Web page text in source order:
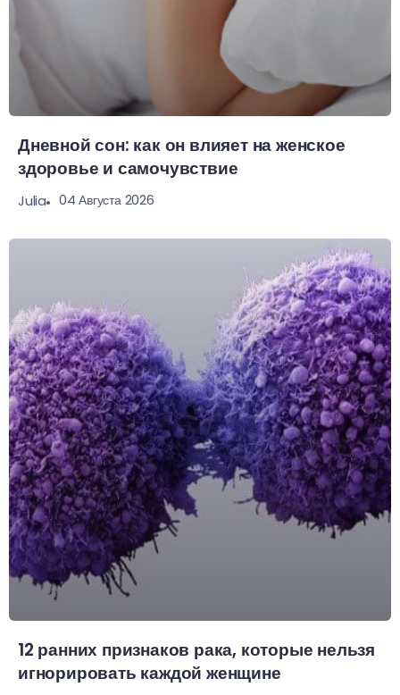
Дневной сон: как он влияет на женское
здоровье и самочувствие
Julia 04 Августа 2026
12 ранних признаков рака, которые нельзя
игнорировать каждой женщине